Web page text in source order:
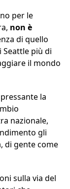
per le
non è
di quello
Seattle più di
il mondo
la
nazionale,
gli
di gente come
sulla via del